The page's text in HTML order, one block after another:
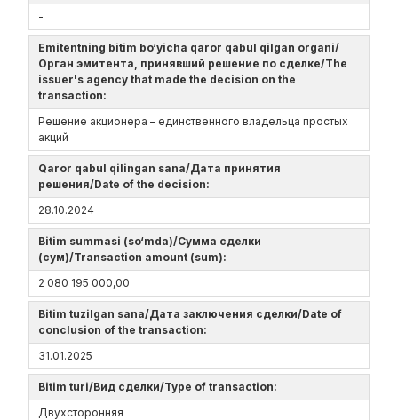
-
Emitentning bitim bo‘yicha qaror qabul qilgan organi/
Орган эмитента, принявший решение по сделке/The
issuer's agency that made the decision on the
transaction:
Решение акционера – единственного владельца простых
акций
Qaror qabul qilingan sana/Дата принятия
решения/Date of the decision:
28.10.2024
Bitim summasi (so‘mda)/Сумма сделки
(сум)/Transaction amount (sum):
2 080 195 000,00
Bitim tuzilgan sana/Дата заключения сделки/Date of
conclusion of the transaction:
31.01.2025
Bitim turi/Вид сделки/Type of transaction:
Двухсторонняя